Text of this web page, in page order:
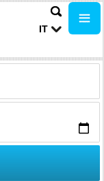
IT